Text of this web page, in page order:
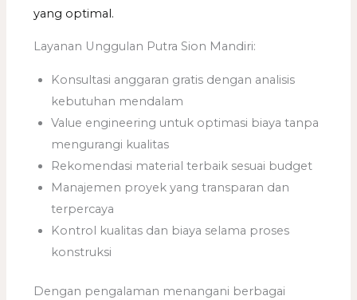
yang optimal.
Layanan Unggulan Putra Sion Mandiri:
Konsultasi anggaran gratis dengan analisis
kebutuhan mendalam
Value engineering untuk optimasi biaya tanpa
mengurangi kualitas
Rekomendasi material terbaik sesuai budget
Manajemen proyek yang transparan dan
terpercaya
Kontrol kualitas dan biaya selama proses
konstruksi
Dengan pengalaman menangani berbagai